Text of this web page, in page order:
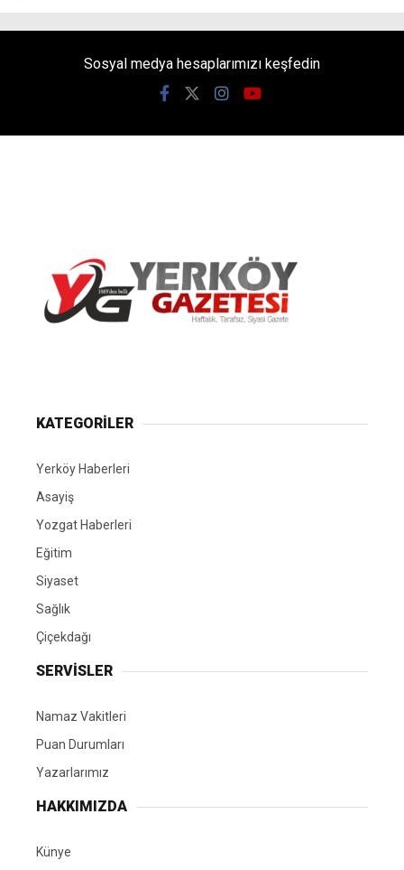
Sosyal medya hesaplarımızı keşfedin
KATEGORİLER
Yerköy Haberleri
Asayiş
Yozgat Haberleri
Eğitim
Siyaset
Sağlık
Çiçekdağı
SERVİSLER
Namaz Vakitleri
Puan Durumları
Yazarlarımız
HAKKIMIZDA
Künye